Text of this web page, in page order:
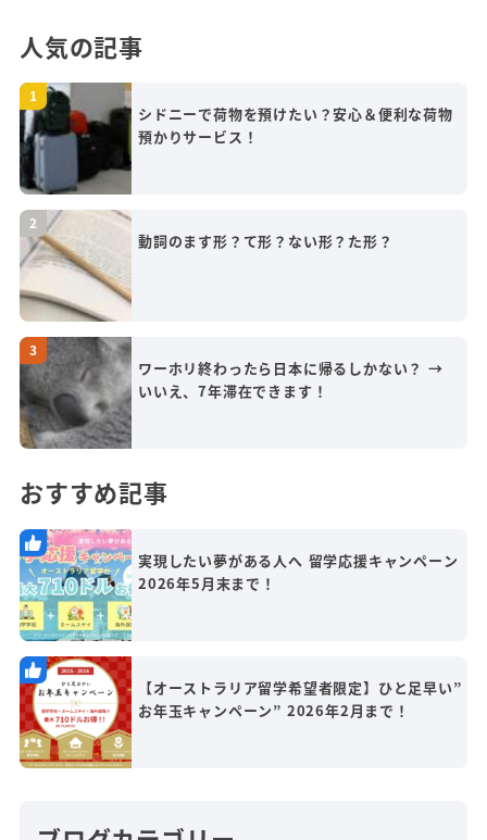
人気の記事
シドニーで荷物を預けたい？安心＆便利な荷物
預かりサービス！
動詞のます形？て形？ない形？た形？
ワーホリ終わったら日本に帰るしかない？ →
いいえ、7年滞在できます！
おすすめ記事
実現したい夢がある人へ 留学応援キャンペーン
2026年5月末まで！
【オーストラリア留学希望者限定】ひと足早い”
お年玉キャンペーン” 2026年2月まで！